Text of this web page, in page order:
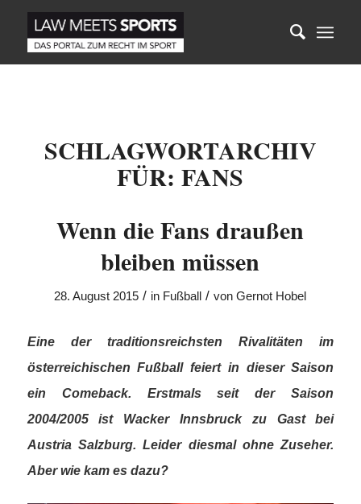
SCHLAGWORTARCHIV
FÜR:FANS
Wenn die Fans draußen
bleiben müssen
28. August 2015 / in Fußball / vonGernot Hobel
Eine der traditionsreichsten Rivalitäten im
österreichischen Fußball feiert in dieser Saison
ein Comeback. Erstmals seit der Saison
2004/2005 ist Wacker Innsbruck zu Gast bei
Austria Salzburg. Leider diesmal ohne Zuseher.
Aber wie kam es dazu?